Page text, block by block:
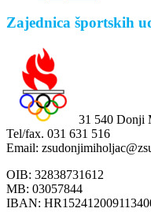
Zajednica športskih
31 540 Donji
Tel/fax. 031 631 516
Email:
OIB: 32838731612
MB: 03057844
IBAN: